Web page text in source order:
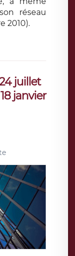
réseau
2010).
juillet
janvier